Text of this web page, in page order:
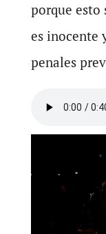
porque esto
es inocente
penales